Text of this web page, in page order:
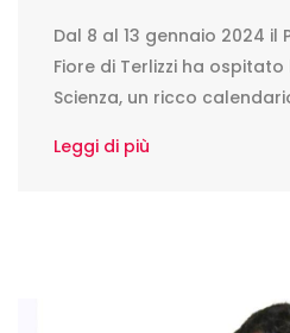
Dal 8 al 13 gennaio 2024 il
Fiore di Terlizzi ha
Scienza, un ricco
Leggi di più